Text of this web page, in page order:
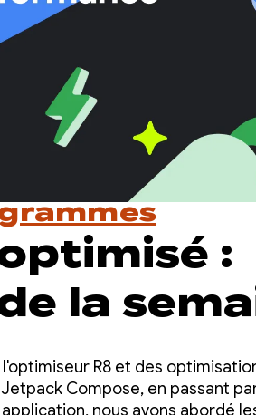
:
la
R8 et des
Compose, en passant
nous avons abordé